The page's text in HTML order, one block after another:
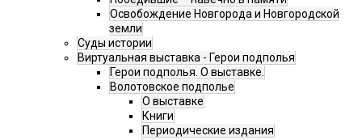
Освобождение Новгорода и Новгородской
земли
Суды истории
Виртуальная выставка - Герои подполья
Герои подполья. О выставке.
Волотовское подполье
О выставке
Книги
Периодические издания